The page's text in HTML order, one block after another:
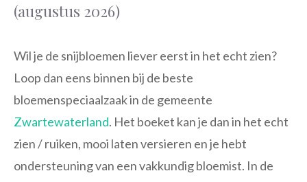
(augustus 2026)
Wil je de snijbloemen liever eerst in het echt zien?
Loop dan eens binnen bij de beste
bloemenspeciaalzaak in de gemeente
Zwartewaterland. Het boeket kan je dan in het echt
zien / ruiken, mooi laten versieren en je hebt
ondersteuning van een vakkundig bloemist. In de